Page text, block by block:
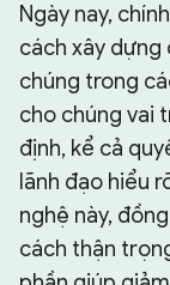
Ngày nay,
cách xây dựng
chúng trong
cho chúng vai
định, kể cả
lãnh đạo hiểu
nghệ này,
cách thận